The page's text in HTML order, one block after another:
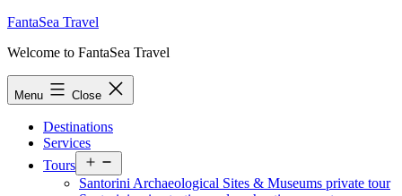
Skip
content
FantaSea Travel
Welcome to FantaSea Travel
Menu Close
Destinations
Services
Tours
menu
Santorini Archaeological Sites & Museums private tour